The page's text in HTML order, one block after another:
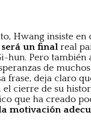
Hwang insiste en
un final real
hun. Pero también
de
frase, deja claro
el cierre de su
que ha creado
motivación